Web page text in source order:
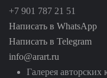
+7 901 787 21 51
Написать в WhatsApp
Написать в Telegram
info@arart.ru
Галерея